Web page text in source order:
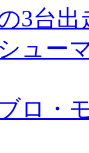
3台
ュー
ロ・